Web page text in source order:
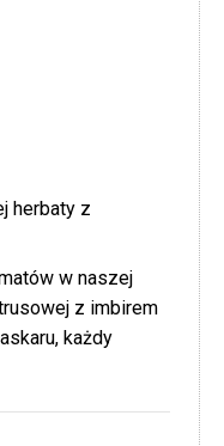
herbaty z
w naszej
z imbirem
każdy